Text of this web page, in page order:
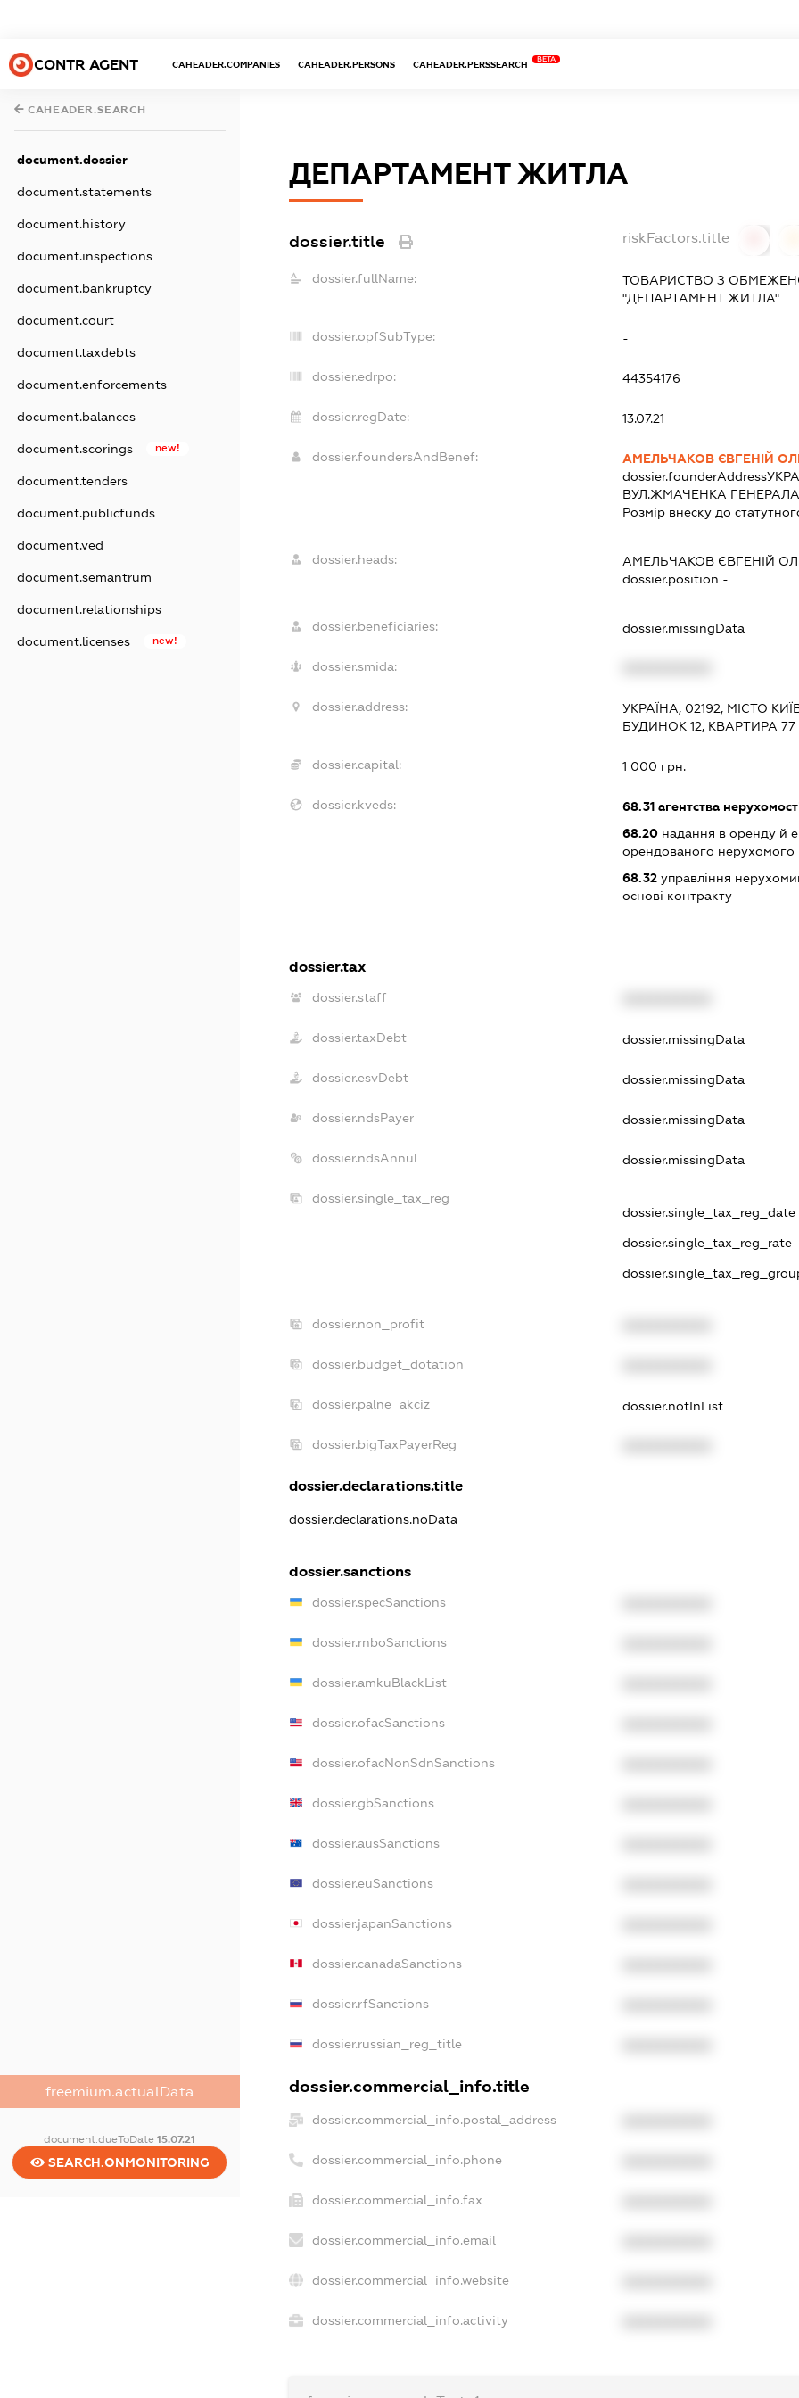
CONTR AGENT CAHEADER.COMPANIES CAHEADER.PERSONS CAHEADER.PERSSEARCH
BETA
CAHEADER.SEARCH
document.dossier
document.statements
document.history
document.inspections
document.bankruptcy
document.court
document.taxdebts
document.enforcements
document.balances
document.scorings new!
document.tenders
document.publicfunds
document.ved
document.semantrum
document.relationships
document.licenses new!
freemium.actualData
document.dueToDate15.07.21
SEARCH.ONMONITORING
ДЕПАРТАМЕНТ ЖИТЛА
dossier.title riskFactors.title
dossier.fullName:
ТОВАРИСТВО З
"ДЕПАРТАМЕНТ ЖИТЛА"
dossier.opfSubType: -
dossier.edrpo: 44354176
dossier.regDate: 13.07.21
dossier.foundersAndBenef:
АМЕЛЬЧАКОВ ЄВГЕНІЙ
dossier.founderAddress
ВУЛ.ЖМАЧЕНКА
Розмір внеску до
dossier.heads: АМЕЛЬЧАКОВ ЄВГЕНІЙ
dossier.position -
dossier.beneficiaries: dossier.missingData
dossier.smida:
dossier.address:
УКРАЇНА, 02192, МІСТО
БУДИНОК 12, КВАРТИРА 77
dossier.capital: 1 000 грн.
dossier.kveds: 68.31агентства
68.20надання в оренду й
орендованого нерухомого
68.32управління
основі контракту
dossier.tax
dossier.staff
dossier.taxDebt dossier.missingData
dossier.esvDebt dossier.missingData
dossier.ndsPayer dossier.missingData
dossier.ndsAnnul dossier.missingData
dossier.single_tax_reg
dossier.single_tax_reg_date -
dossier.single_tax_reg_rate
dossier.non_profit
dossier.budget_dotation
dossier.palne_akciz dossier.notInList
dossier.bigTaxPayerReg
dossier.declarations.title
dossier.declarations.noData
dossier.sanctions
dossier.specSanctions
dossier.rnboSanctions
dossier.amkuBlackList
dossier.ofacSanctions
dossier.ofacNonSdnSanctions
dossier.gbSanctions
dossier.ausSanctions
dossier.euSanctions
dossier.japanSanctions
dossier.canadaSanctions
dossier.rfSanctions
dossier.russian_reg_title
dossier.commercial_info.title
dossier.commercial_info.postal_address
dossier.commercial_info.phone
dossier.commercial_info.fax
dossier.commercial_info.email
dossier.commercial_info.website
dossier.commercial_info.activity